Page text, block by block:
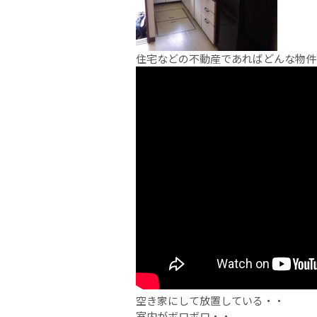
住宅などの不動産であればどんな物
空き家にして放置している・・